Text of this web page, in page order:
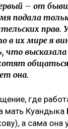
– от
подала
прав.
в их мире я
что высказала
она.
где
мать Куандыка
а сама она